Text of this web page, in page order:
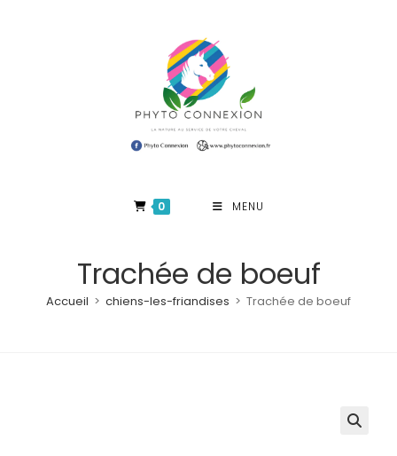
0 MENU
Trachée de boeuf
Accueil > chiens-les-friandises > Trachée de boeuf